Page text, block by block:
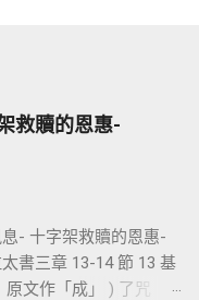
救贖的恩惠-
- 十字架救贖的恩惠-
書三章 13-14 節 13 基
文作「成」 ) 了咒